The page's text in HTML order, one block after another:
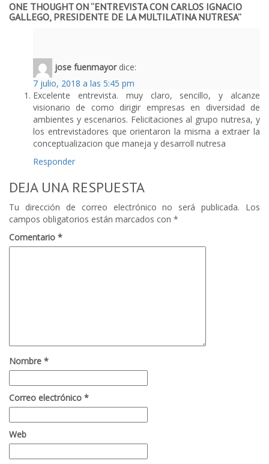
ONE THOUGHT ON “ENTREVISTA CON CARLOS IGNACIO
GALLEGO, PRESIDENTE DE LA MULTILATINA NUTRESA”
jose fuenmayor dice:
7 julio, 2018 a las 5:45 pm
Excelente entrevista. muy claro, sencillo, y alcanze
visionario de como dirigir empresas en diversidad de
ambientes y escenarios. Felicitaciones al grupo nutresa, y
los entrevistadores que orientaron la misma a extraer la
conceptualizacion que maneja y desarroll nutresa
Responder
DEJA UNA RESPUESTA
Tu dirección de correo electrónico no será publicada.
Los
campos obligatorios están marcados con *
Comentario *
Nombre *
Correo electrónico *
Web